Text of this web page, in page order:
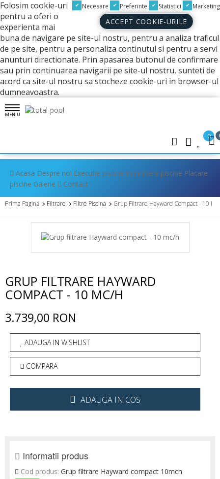
Necesare Preferinte Statistici Marketing
ACCEPT COOKIE-URILE
Folosim cookie-uri
pentru a oferi o
experienta mai
buna de navigare pe site-ul nostru, pentru a analiza traficul
de pe site, pentru a personaliza continutul si pentru a servi
anunturi directionate. Prin apasarea butonul de confirmare
sau prin continuarea navigarii pe site-ul nostru, sunteti de
acord ca site-ul nostru sa stocheze cookie-uri in browser-ul
dumneavoastra.
MENIU
0
Acasa Despre noi Executie piscine Intretinere piscine Placare
piscine Galerie Contact
Prima Pagină Filtrare Filtre Piscina Grup Filtrare Hayward Compact - 10
GRUP FILTRARE HAYWARD
COMPACT - 10 MC/H
3.739,00 RON
ADAUGA IN WISHLIST
COMPARA
ADAUGA IN COS
Informatii produs
Cod produs: Grup filtrare Hayward compact 10mch